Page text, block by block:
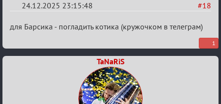
#18
24.12.2025 23:15:48
Re:
для Барсика - погладить котика (кружочком в телеграм)
1
TaNaRiS